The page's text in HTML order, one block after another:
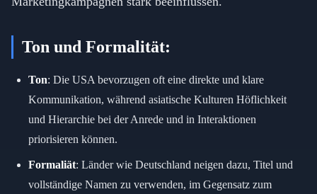
Ton und Formalität:
Ton: Die USA bevorzugen oft eine direkte und klare
Kommunikation, während asiatische Kulturen Höflichkeit
und Hierarchie bei der Anrede und in Interaktionen
priorisieren können.
Formaliät: Länder wie Deutschland neigen dazu, Titel und
vollständige Namen zu verwenden, im Gegensatz zum